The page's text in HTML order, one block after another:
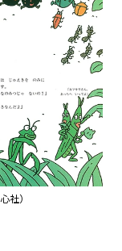
社）